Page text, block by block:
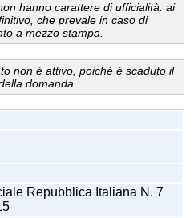
hanno carattere di ufficialità: ai
che prevale in caso di
a mezzo stampa.
non è attivo, poiché è scaduto il
domanda
Repubblica Italiana N. 7